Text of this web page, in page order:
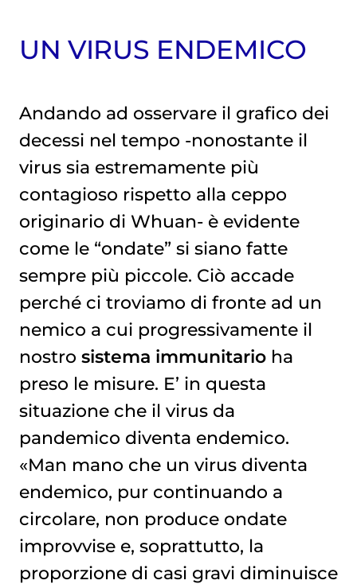
UN VIRUS ENDEMICO
Andando ad osservare il grafico dei
decessi nel tempo -nonostante il
virus sia estremamente più
contagioso rispetto alla ceppo
originario di Whuan- è evidente
come le “ondate” si siano fatte
sempre più piccole. Ciò accade
perché ci troviamo di fronte ad un
nemico a cui progressivamente il
nostro sistema immunitarioha
preso le misure. E’ in questa
situazione che il virus da
pandemico diventa endemico.
«Man mano che un virus diventa
endemico, pur continuando a
circolare, non produce ondate
improvvise e, soprattutto, la
proporzione di casi gravi diminuisce